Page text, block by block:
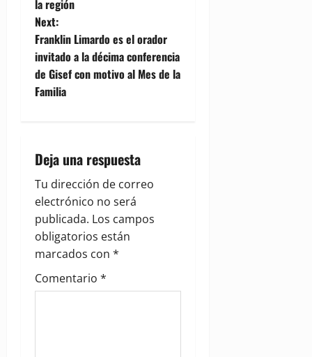
t
n
a
g
a
t
i
o
la región
Next:
Franklin Limardo es el orador
invitado a la décima conferencia
de Gisef con motivo al Mes de la
Familia
Deja una respuesta
Tu dirección de correo
electrónico no será
publicada. Los campos
obligatorios están
marcados con *
Comentario *